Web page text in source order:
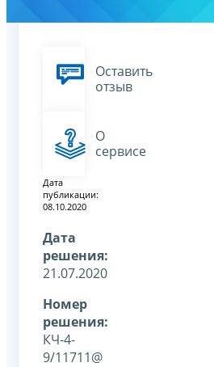
Оставить
отзыв
О
сервисе
Дата
публикации:
08.10.2020
Дата
решения:
21.07.2020
Номер
решения:
КЧ-4-
9/11711@